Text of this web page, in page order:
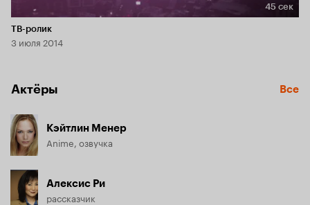
Длительность 45 сек
45 сек
ТВ-ролик
3 июля 2014
Актёры Все
Кэйтлин Менер
Anime, озвучка
Алексис Ри
рассказчик